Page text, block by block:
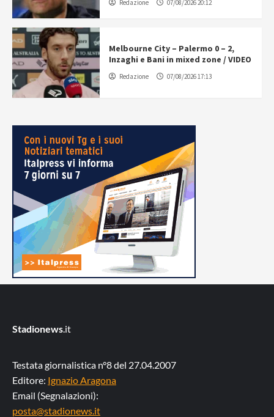
Redazione 07/08/2026 20:12
Melbourne City – Palermo 0 – 2,
Inzaghi e Bani in mixed zone / VIDEO
Redazione 07/08/2026 17:13
Stadionews.it
Testata giornalistica n°8 del 27.04.2007
Editore: Ignazio Aragona
Email (Segnalazioni):
posta@stadionews.it